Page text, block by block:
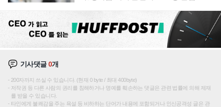
기사댓글0개
200자까지 쓰실 수 있습니다. (현재 0 byte / 최대 400byte)
저작권 등 다른 사람의 권리를 침해하거나 명예를 훼손하는 댓글은 관련 법률에 의해 제재
를 받을 수 있습니다.
타인에게 불쾌감을 주는 욕설 등 비하하는 단어가 내용에 포함되거나 인신공격성 글은 관